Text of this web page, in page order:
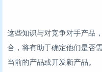
这些知识与对竞争对手产品
合，将有助于确定他们是否
当前的产品或开发新产品。